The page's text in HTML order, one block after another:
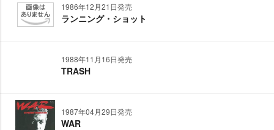
1986年12月21日発売
ランニング・ショット
1988年11月16日発売
TRASH
1987年04月29日発売
WAR